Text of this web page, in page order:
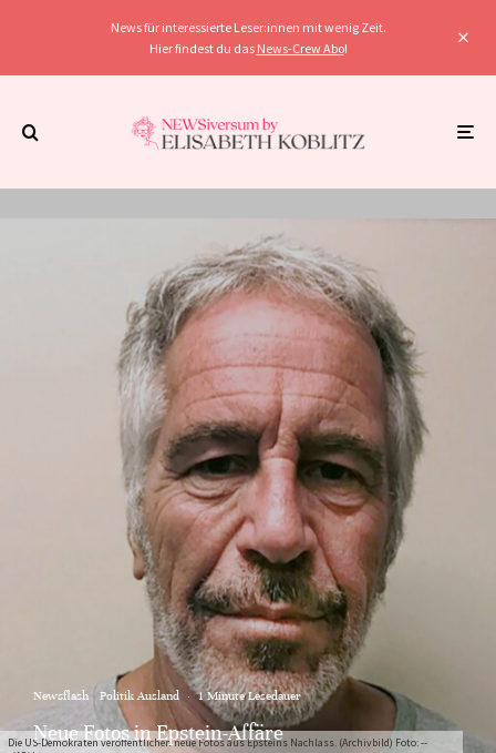
News für interessierte Leser:innen mit wenig Zeit.
Hier findest du das News-Crew Abo!
Die US-Demokraten veröffentlichen neue Fotos aus Epsteins Nachlass. (Archivbild) Foto: --
Newsflash Politik Ausland · 1 Minute Lesedauer
Neue Fotos in Epstein-Affäre